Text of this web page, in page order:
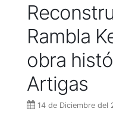
Rambla
obra
Artigas
14 de Diciembre del